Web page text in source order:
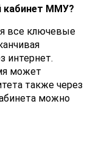
кабинет ММУ?
все ключевые
интернет.
может
также через
можно